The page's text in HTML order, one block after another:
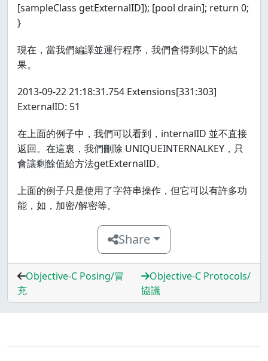
[sampleClass getExternalID]); [pool drain]; return 0;
}
現在，當我們編譯並運行程序，我們會得到以下的結
果。
2013-09-22 21:18:31.754 Extensions[331:303]
ExternalID: 51
在上面的例子中，我們可以看到，internalID 並不直接
返回。在這裏，我們刪除 UNIQUEINTERNALKEY，只
會讓剩餘值給方法getExternalID。
上面的例子只是使用了字符串操作，但它可以有許多功
能，如，加密/解密等。
Share
Objective-C Posing/冒
充
Objective-C Protocols/
協議